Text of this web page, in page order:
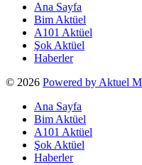
Ana Sayfa
Bim Aktüel
A101 Aktüel
Şok Aktüel
Haberler
© 2026 Powered by Aktuel
Ana Sayfa
Bim Aktüel
A101 Aktüel
Şok Aktüel
Haberler